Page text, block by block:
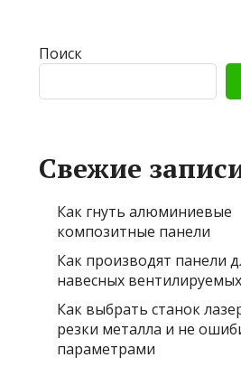
Поиск
Свежие
Как гнуть алюминиевые
композитные панели
Как производят панели
навесных
Как выбрать станок
резки металла и не
параметрами